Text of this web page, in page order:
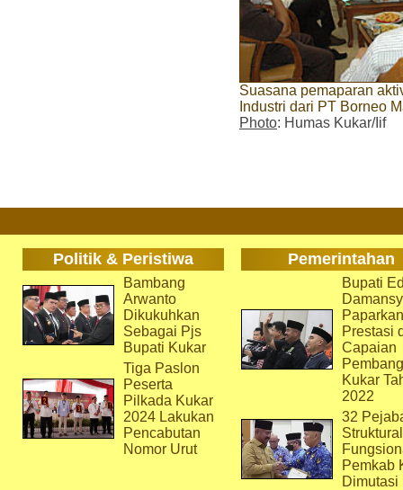
Suasana pemaparan
Industri dari PT Borneo
Photo: Humas Kukar/Iif
Politik & Peristiwa Pemerintahan
Bambang
Arwanto
Dikukuhkan
Sebagai Pjs
Bupati Kukar
Tiga Paslon
Peserta
Pilkada Kukar
2024 Lakukan
Pencabutan
Nomor Urut
Bupati
Paparkan
Prestasi
Capaian
Kukar
2022
32
Pemkab
Dimutasi